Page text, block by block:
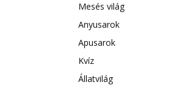
Mesés világ
Anyusarok
Apusarok
Kvíz
Állatvilág